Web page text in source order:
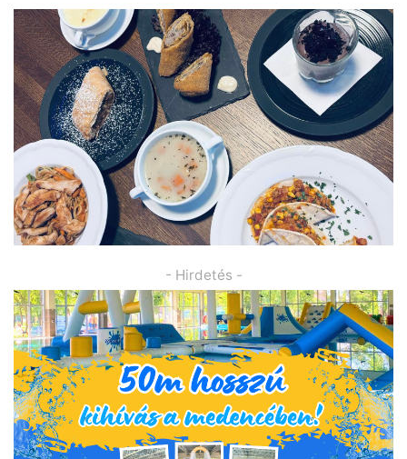
- Hirdetés -